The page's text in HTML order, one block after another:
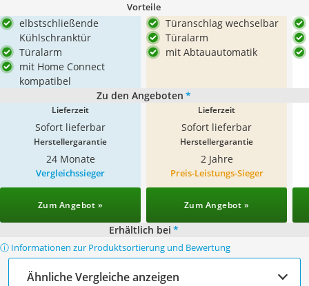
Vorteile
elbstschließende
Kühlschranktür
Türalarm
mit Home Connect
kompatibel
Türanschlag wechselbar
Türalarm
mit Abtauautomatik
Zu den Angeboten *
Lieferzeit
Sofort lieferbar
Lieferzeit
Sofort lieferbar
Herstellergarantie
24 Monate
Herstellergarantie
2 Jahre
Vergleichssieger
Zum Angebot »
Preis-Leistungs-Sieger
Zum Angebot »
Erhältlich bei *
ⓘ Informationen zur Produktsortierung und Bewertung
Ähnliche Vergleiche anzeigen